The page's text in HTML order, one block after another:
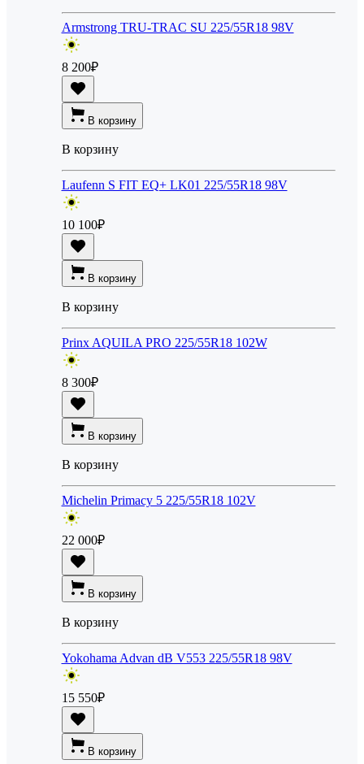
Armstrong TRU-TRAC SU 225/55R18 98V
8 200₽
В корзину
В корзину
Laufenn S FIT EQ+ LK01 225/55R18 98V
10 100₽
В корзину
В корзину
Prinx AQUILA PRO 225/55R18 102W
8 300₽
В корзину
В корзину
Michelin Primacy 5 225/55R18 102V
22 000₽
В корзину
В корзину
Yokohama Advan dB V553 225/55R18 98V
15 550₽
В корзину